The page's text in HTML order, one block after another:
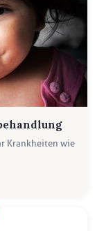
Krankheiten wie